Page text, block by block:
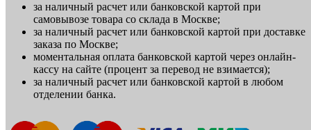
за наличный расчет или банковской картой при
самовывозе товара со склада в Москве;
за наличный расчет или банковской картой при доставке
заказа по Москве;
моментальная оплата банковской картой через онлайн-
кассу на сайте (процент за перевод не взимается);
за наличный расчет или банковской картой в любом
отделении банка.